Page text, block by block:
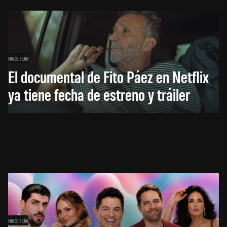
HACE 1 DÍA
El documental de Fito Páez en Netflix
ya tiene fecha de estreno y tráiler
HACE 1 DÍA